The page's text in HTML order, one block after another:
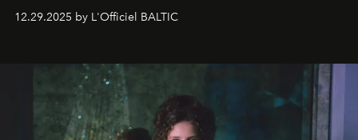
десятилетняя обладательница невероятной
харизмы, чье имя уже украшает обложки
2025
и LUXIA June 2025, представляет собой
уникальное явление современной культуры.
12.29.2025 by L'Officiel BALTIC